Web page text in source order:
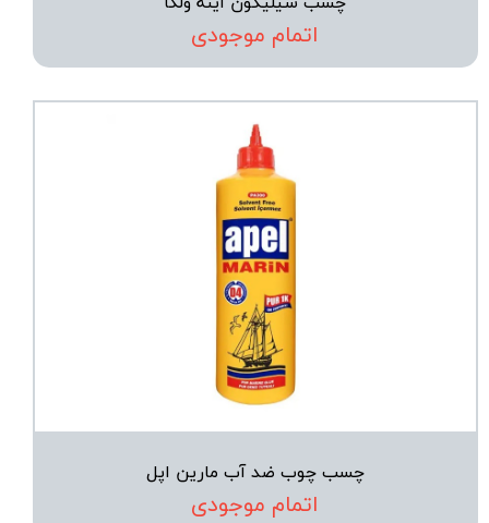
اتمام موجودی
چسب چوب ضد آب مارین اپل
اتمام موجودی